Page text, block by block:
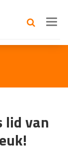
lid van